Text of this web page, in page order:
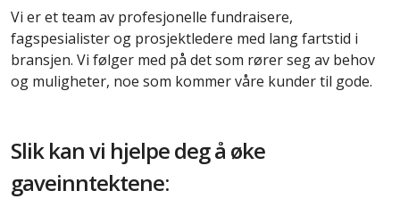
Vi er et team av profesjonelle fundraisere,
fagspesialister og prosjektledere med lang fartstid i
bransjen. Vi følger med på det som rører seg av behov
og muligheter, noe som kommer våre kunder til gode.
Slik kan vi hjelpe deg å øke
gaveinntektene: